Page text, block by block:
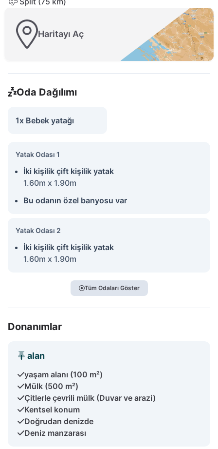
Haritayı Aç
Oda Dağılımı
1x Bebek yatağı
Yatak Odası 1
İki kişilik çift kişilik yatak
1.60m x 1.90m
Bu odanın özel banyosu var
Yatak Odası 2
İki kişilik çift kişilik yatak
1.60m x 1.90m
Tüm Odaları Göster
Donanımlar
alan
yaşam alanı (100 m²)
Mülk (500 m²)
Çitlerle çevrili mülk (Duvar ve arazi)
Kentsel konum
Doğrudan denizde
Deniz manzarası